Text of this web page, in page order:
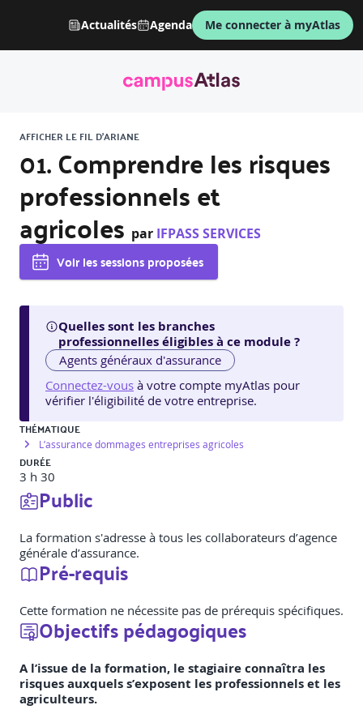
Actualités Agenda Me connecter à myAtlas
AFFICHER LE FIL D'ARIANE
01. Comprendre les risques
professionnels et
agricoles par IFPASS SERVICES
Voir les sessions proposées
Quelles sont les branches
professionnelles éligibles à ce module ?
Agents généraux d'assurance
Connectez-vous à votre compte myAtlas pour
vérifier l'éligibilité de votre entreprise.
THÉMATIQUE
L’assurance dommages entreprises agricoles
DURÉE
3 h 30
Public
La formation s'adresse à tous les collaborateurs d’agence
générale d’assurance.
Pré-requis
Cette formation ne nécessite pas de prérequis spécifiques.
Objectifs pédagogiques
A l’issue de la formation, le stagiaire connaîtra les
risques auxquels s’exposent les professionnels et les
agriculteurs.